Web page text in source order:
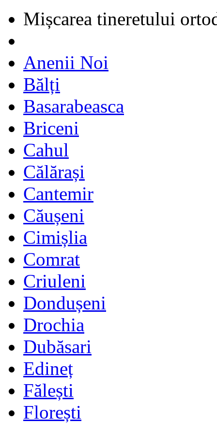
Mișcarea tineretului
Anenii Noi
Bălți
Basarabeasca
Briceni
Cahul
Călărași
Cantemir
Căușeni
Cimișlia
Comrat
Criuleni
Dondușeni
Drochia
Dubăsari
Edineț
Fălești
Florești